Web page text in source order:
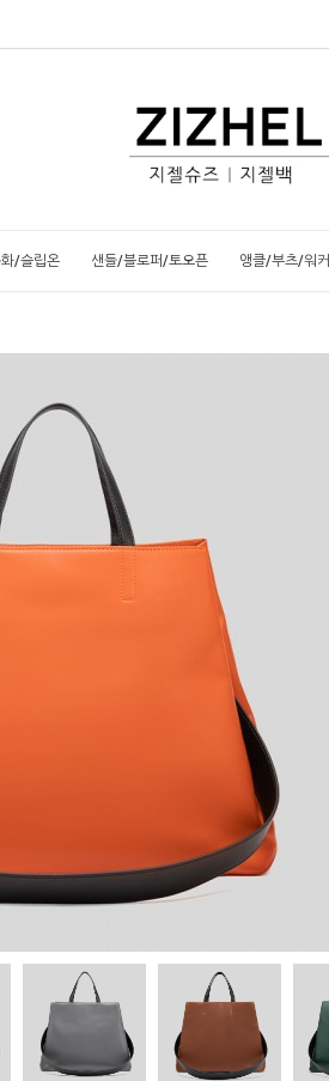
/슬립온 샌들/블로퍼/토오픈 앵클/부츠/워커